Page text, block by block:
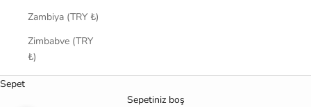
Zambiya (TRY ₺)
Zimbabve (TRY
₺)
Sepet
Sepetiniz boş